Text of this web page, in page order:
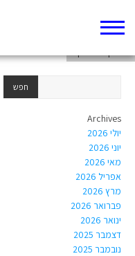
Archives
יולי 2026
יוני 2026
מאי 2026
אפריל 2026
מרץ 2026
פברואר 2026
ינואר 2026
דצמבר 2025
נובמבר 2025